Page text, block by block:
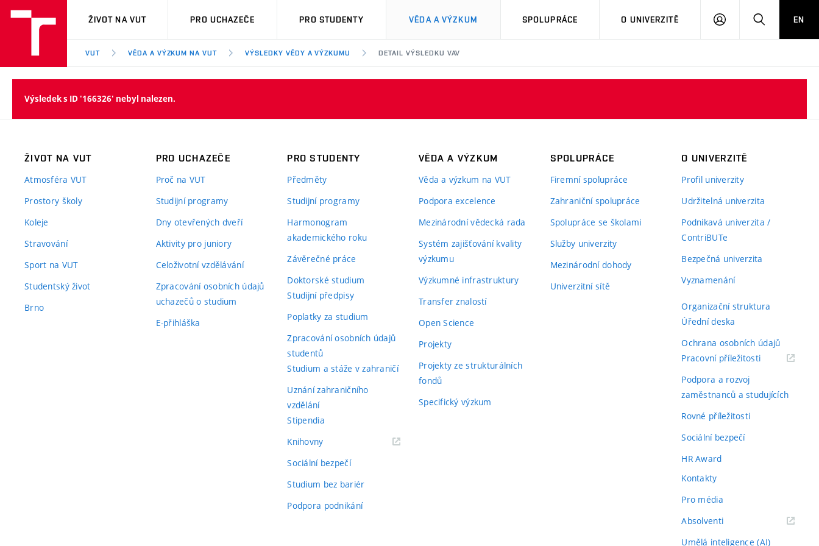
VUT
ŽIVOT NA VUT PRO UCHAZEČE PRO STUDENTY VĚDA A VÝZKUM SPOLUPRÁCE O UNIVERZITĚ
PŘIHLÁSIT HLEDATEN
VUT VĚDA A VÝZKUM NA VUT VÝSLEDKY VĚDY A VÝZKUMU DETAIL VÝSLEDKU VAV
Výsledek s ID '166326' nebyl nalezen.
ŽIVOT NA VUT
Atmosféra VUT
Prostory školy
Koleje
Stravování
Sport na VUT
Studentský život
Brno
PRO UCHAZEČE
Proč na VUT
Studijní programy
Dny otevřených dveří
Aktivity pro juniory
Celoživotní vzdělávání
Zpracování osobních údajů
uchazečů o studium
E-přihláška
PRO STUDENTY
Předměty
Studijní programy
Harmonogram
akademického roku
Závěrečné práce
Doktorské studium
Studijní předpisy
Poplatky za studium
Zpracování osobních údajů
studentů
Studium a stáže v zahraničí
Uznání zahraničního
vzdělání
Stipendia
Knihovny(externí
Sociální bezpečí
Studium bez bariér
Podpora podnikání
VĚDA A VÝZKUM
Věda a výzkum na VUT
Podpora excelence
Mezinárodní vědecká rada
Systém zajišťování kvality
výzkumu
Výzkumné infrastruktury
Transfer znalostí
Open Science
Projekty
Projekty ze strukturálních
fondů
Specifický výzkum
SPOLUPRÁCE
Firemní spolupráce
Zahraniční spolupráce
Spolupráce se školami
Služby univerzity
Mezinárodní dohody
Univerzitní sítě
O UNIVERZITĚ
Profil univerzity
Udržitelná univerzita
Podnikavá univerzita /
ContriBUTe
Bezpečná univerzita
Vyznamenání
Organizační struktura
Úřední deska
Ochrana osobních údajů
Pracovní příležitosti(externí
Podpora a rozvoj
zaměstnanců a studujících
Rovné příležitosti
Sociální bezpečí
HR Award
Kontakty
Pro média
Absolventi(externí
Umělá inteligence (AI)